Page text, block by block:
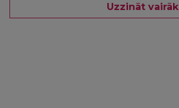
Uzzināt vairāk